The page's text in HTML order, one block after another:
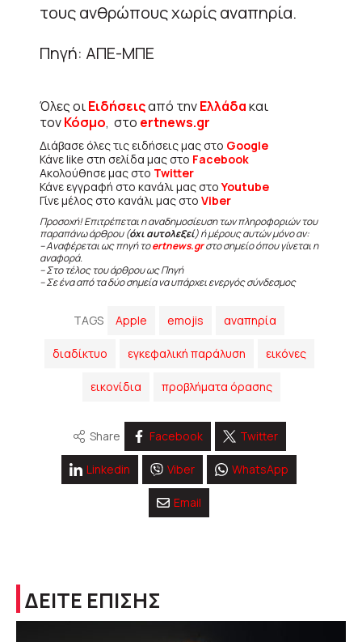
τους ανθρώπους χωρίς αναπηρία.
Πηγή: ΑΠΕ-ΜΠΕ
Όλες οιΕιδήσειςαπό τηνΕλλάδακαι
τονΚόσμο, στο ertnews.gr
Διάβασε όλες τις ειδήσεις μας στο Google
Κάνε like στη σελίδα μας στο Facebook
Ακολούθησε μας στο Twitter
Κάνε εγγραφή στο κανάλι μας στοYoutube
Γίνε μέλος στο κανάλι μας στο Viber
Προσοχή! Επιτρέπεται η αναδημοσίευση των πληροφοριών του
παραπάνω άρθρου (όχι αυτολεξεί) ή μέρους αυτών μόνο αν:
– Αναφέρεται ως πηγή τοertnews.grστο σημείο όπου γίνεται η
αναφορά.
– Στο τέλος του άρθρου ως Πηγή
– Σε ένα από τα δύο σημεία να υπάρχει ενεργός σύνδεσμος
TAGS Apple emojis αναπηρία
διαδίκτυο εγκεφαλική παράλυση εικόνες
εικονίδια προβλήματα όρασης
Share Facebook Twitter
Linkedin Viber WhatsApp
Email
ΔΕΙΤΕ ΕΠΙΣΗΣ